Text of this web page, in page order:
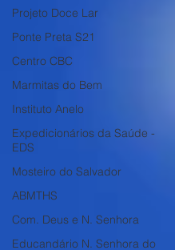
Projeto Doce Lar
Ponte Preta S21
Centro CBC
Marmitas do Bem
Instituto Anelo
Expedicionários da Saúde -
EDS
Mosteiro do Salvador
ABMTHS
Com. Deus e N. Senhora
Educandário N. Senhora do